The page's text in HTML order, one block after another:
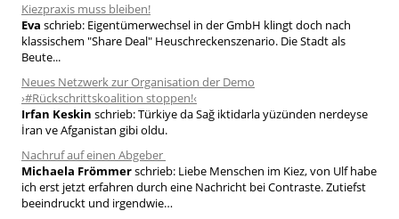
Kiezpraxis muss bleiben!
Eva schrieb: Eigentümerwechsel in der GmbH klingt doch nach
klassischem "Share Deal" Heuschreckenszenario. Die Stadt als
Beute...
Neues Netzwerk zur Organisation der Demo
›#Rückschrittskoalition stoppen!‹
Irfan Keskin schrieb:Türkiye da Sağ iktidarla yüzünden nerdeyse
İran ve Afganistan gibi oldu.
Nachruf auf einen Abgeber
Michaela Frömmerschrieb: Liebe Menschen im Kiez, von Ulf habe
ich erst jetzt erfahren durch eine Nachricht bei Contraste. Zutiefst
beeindruckt und irgendwie…